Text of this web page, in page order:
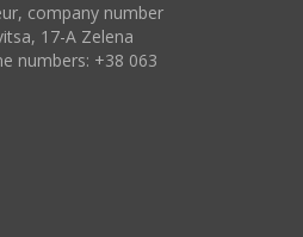
company number
17-A Zelena
numbers: +38 063